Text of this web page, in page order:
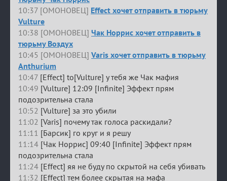
10:37 [ОМОНОВЕЦ] Effect хочет отправить в тюрьму
Vulture
10:38 [ОМОНОВЕЦ] Чак Норрис хочет отправить в
тюрьму Воздух
10:45 [ОМОНОВЕЦ] Varis хочет отправить в тюрьму
Anthurium
10:47 [Effect] to[Vulture] у тебя же Чак мафия
10:49 [Vulture] 12:09 [Infinite] Эффект прям
подозрительна стала
10:52 [Vulture] за это убили
11:02 [Varis] почему так голоса раскидали?
11:11 [Барсик] го круг и я решу
11:14 [Чак Норрис] 09:40 [Infinite] Эффект прям
подозрительна стала
11:24 [Effect] яя не буду по скрытой на себя убивать
11:32 [Effect] тем более скрытая на мафа